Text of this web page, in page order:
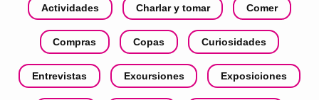
Actividades Charlar y tomar Comer
Compras Copas Curiosidades
Entrevistas Excursiones Exposiciones